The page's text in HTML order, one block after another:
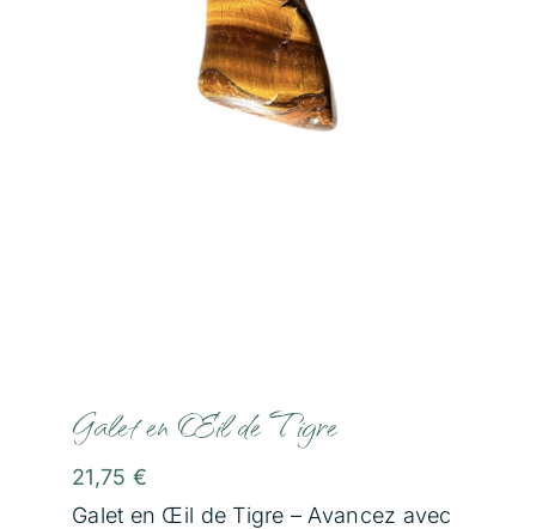
Communication Animale
Soins Magnétisme
Boutique
Galet en Œil de Tigre
21,75 €
Galet en Œil de Tigre – Avancez avec